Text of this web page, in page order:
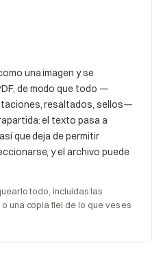
una imagen y se
de modo que todo —
resaltados, sellos—
el texto pasa a
que deja de permitir
y el archivo puede
todo, incluidas las
una copia fiel de lo que ves es